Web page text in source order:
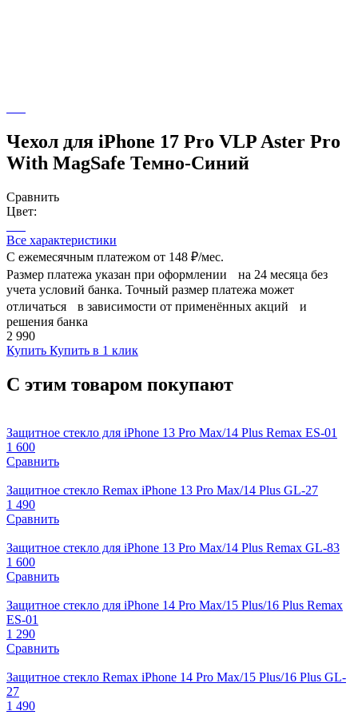
Чехол для iPhone 17 Pro VLP Aster Pro
With MagSafe Темно-Синий
Сравнить
Цвет:
Все характеристики
С ежемесячным платежом от 148 ₽/мес.
Размер платежа указан при оформлении на 24 месяца без
учета условий банка. Точный размер платежа может
отличаться в зависимости от применённых акций и
решения банка
2 990
Купить Купить в 1 клик
С этим товаром покупают
Защитное стекло для iPhone 13 Pro Max/14 Plus Remax ES-01
1 600
Сравнить
Защитное стекло Remax iPhone 13 Pro Max/14 Plus GL-27
1 490
Сравнить
Защитное стекло для iPhone 13 Pro Max/14 Plus Remax GL-83
1 600
Сравнить
Защитное стекло для iPhone 14 Pro Max/15 Plus/16 Plus Remax
ES-01
1 290
Сравнить
Защитное стекло Remax iPhone 14 Pro Max/15 Plus/16 Plus GL-
27
1 490